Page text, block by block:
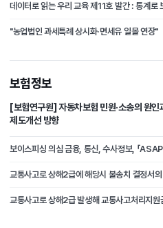
데이터로 읽는 우리 교육 제11호 발간 : 통계로
"농업법인 과세특례 상시화·면세유 일몰 연장"
보험정보
[보험연구원] 자동차보험 민원·소송의 원
제도개선 방향